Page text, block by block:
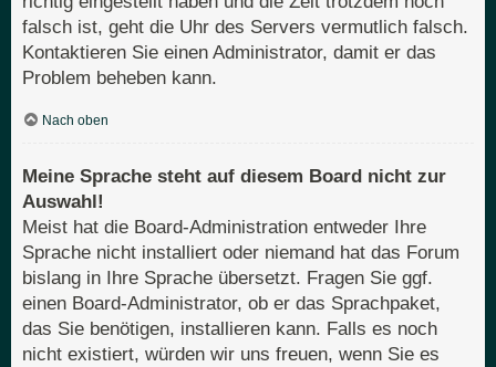
falsch ist, geht die Uhr des Servers vermutlich falsch.
Kontaktieren Sie einen Administrator, damit er das
Problem beheben kann.
Nach oben
Meine Sprache steht auf diesem Board nicht zur
Auswahl!
Meist hat die Board-Administration entweder Ihre
Sprache nicht installiert oder niemand hat das Forum
bislang in Ihre Sprache übersetzt. Fragen Sie ggf.
einen Board-Administrator, ob er das Sprachpaket,
das Sie benötigen, installieren kann. Falls es noch
nicht existiert, würden wir uns freuen, wenn Sie es